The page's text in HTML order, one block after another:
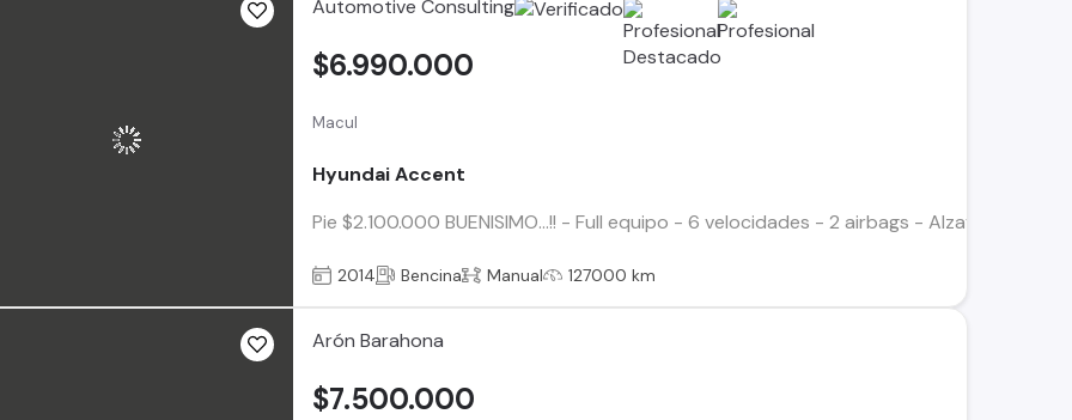
Automotive Consulting
Macul
Hyundai Accent
Pie $2.100.000 BUENISIMO...!! - Full equipo - 6 velocidades - 2 airbags - Alzavidrios
$6.990.000
2014 Bencina Manual 127000 km
Arón Barahona
$7.500.000